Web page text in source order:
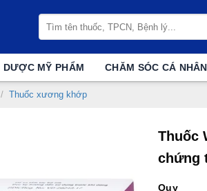
kiếm:
DƯỢC MỸ PHẨM CHĂM SÓC CÁ NHÂN
/ Thuốc xương khớp
Thuốc
chứng
Quy